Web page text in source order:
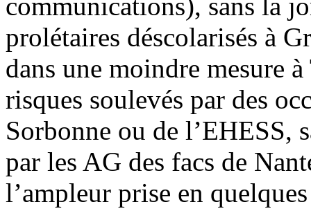
prolétaires déscolarisés à
dans une moindre mesure
risques soulevés par des
Sorbonne ou de l’EHESS,
par les AG des facs de
l’ampleur prise en